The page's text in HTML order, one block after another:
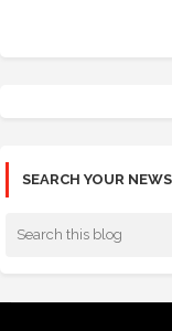
SEARCH YOUR NEWS